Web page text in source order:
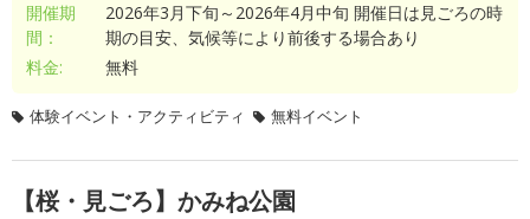
開催期
間：
2026年3月下旬～2026年4月中旬 開催日は見ごろの時
期の目安、気候等により前後する場合あり
料金:
無料
体験イベント・アクティビティ 無料イベント
【桜・見ごろ】かみね公園